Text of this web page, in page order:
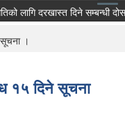
सहमतिको लागि दरखास्त दिने सम्बन्धी
सूचना ।
१५ दिने सूचना